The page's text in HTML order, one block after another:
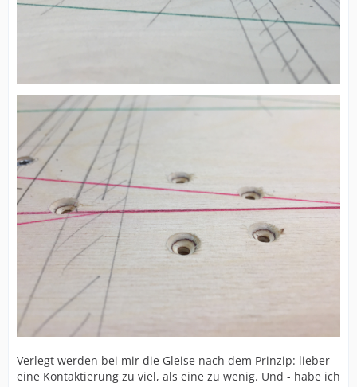
Verlegt werden bei mir die Gleise nach dem Prinzip: lieber
eine Kontaktierung zu viel, als eine zu wenig. Und - habe ich